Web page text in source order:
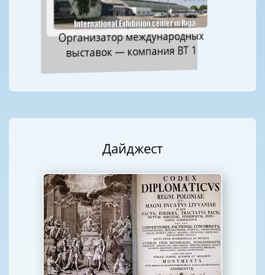
Организатор международных
выставок — компания ВТ 1
Дайджест